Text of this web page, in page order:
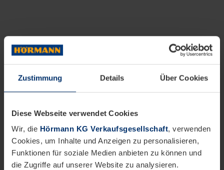
Zustimmung Details Über Cookies
Diese Webseite verwendet Cookies
Wir, die Hörmann KG Verkaufsgesellschaft, verwenden
Cookies, um Inhalte und Anzeigen zu personalisieren,
Funktionen für soziale Medien anbieten zu können und
die Zugriffe auf unserer Website zu analysieren.